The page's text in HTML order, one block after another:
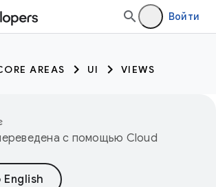
Войти
AREAS UI VIEWS
с помощью Cloud